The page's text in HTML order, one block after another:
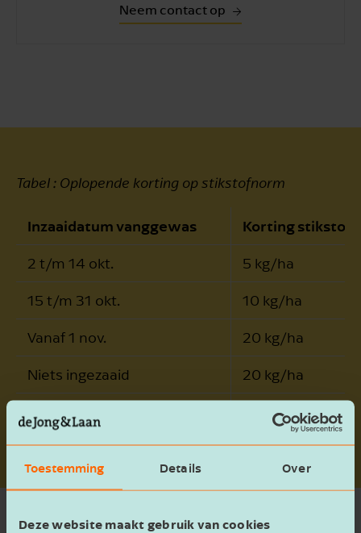
Toestemming Details Over
Deze website maakt gebruik van cookies
Neem contact op
Tabel : Oplopende korting op stikstofnorm
Inzaaidatum vanggewas Korting
2 t/m 14 okt. 5 kg/ha
15 t/m 31 okt. 10 kg/ha
Vanaf 1 nov. 20 kg/ha
Niets ingezaaid 20 kg/ha
20 kg/ha